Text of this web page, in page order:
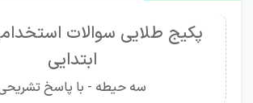
پکیج طلایی سوالات
ابتدایی
سه حیطه - با پاسخ